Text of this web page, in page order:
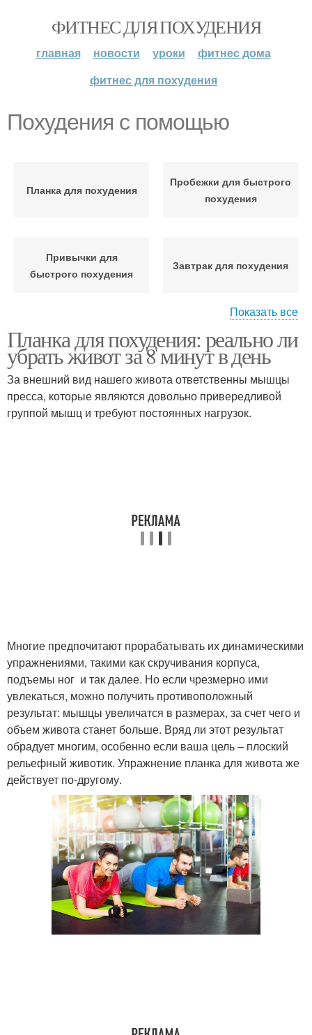
ФИТНЕС ДЛЯ ПОХУДЕНИЯ
главная новости уроки
фитнес дома
фитнес для похудения
Похудения с помощью
Планка для похудения
Пробежки для быстрого
похудения
Привычки для
быстрого похудения
Завтрак для похудения
Диеты для похудения Диета для похудения
Рацион для похудения
Ключ к эффективному
Показать все
Планка для похудения: реально ли
убрать живот за 8 минут в день
За внешний вид нашего живота ответственны мышцы
пресса, которые являются довольно привередливой
группой мышц и требуют постоянных нагрузок.
Многие предпочитают прорабатывать их динамическими
упражнениями, такими как скручивания корпуса,
подъемы ног и так далее. Но если чрезмерно ими
увлекаться, можно получить противоположный
результат: мышцы увеличатся в размерах, за счет чего и
объем живота станет больше. Вряд ли этот результат
обрадует многим, особенно если ваша цель – плоский
рельефный животик. Упражнение планка для живота же
действует по-другому.